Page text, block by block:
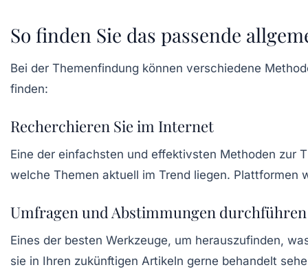
So finden Sie das passende
Bei der Themenfindung können verschiedene
finden:
Recherchieren Sie im Internet
Eine der einfachsten und effektivsten Methoden zur
welche Themen aktuell im Trend liegen. Plattformen
Umfragen und Abstimmungen durchführen
Eines der besten Werkzeuge, um herauszufinden,
sie in Ihren zukünftigen Artikeln gerne behandelt